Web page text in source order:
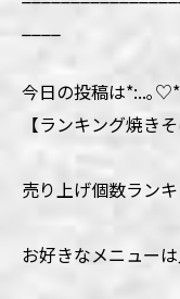
今日の投稿は*:..｡♡*
【ランキング焼き
売り上げ個数ラン
お好きなメニュー